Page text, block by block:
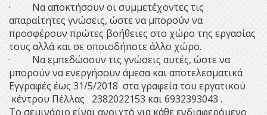
·
Να αποκτήσουν οι συμμετέχοντες τις
απαραίτητες γνώσεις, ώστε να μπορούν να
προσφέρουν πρώτες βοήθειες στο χώρο της εργασίας
τους αλλά και σε οποιοδήποτε άλλο χώρο.
·
Να εμπεδώσουν τις γνώσεις αυτές, ώστε να
μπορούν να ενεργήσουν άμεσα και αποτελεσματικά
Εγγραφές έως 31/5/2018 στα γραφεία του εργατικού
κέντρου Πέλλας 2382022153 και 6932393043 .
Το σεμινάριο είναι ανοιχτό για κάθε ενδιαφερόμενο